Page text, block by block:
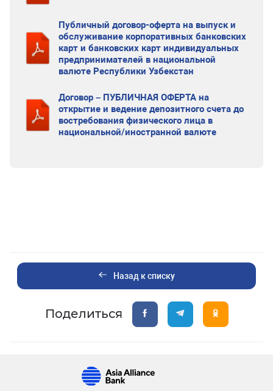
Публичный договор-оферта на выпуск и
обслуживание корпоративных банковских
карт и банковских карт индивидуальных
предпринимателей в национальной
валюте Республики Узбекстан
Договор – ПУБЛИЧНАЯ ОФЕРТА на
открытие и ведение депозитного счета до
востребования физического лица в
национальной/иностранной валюте
Назад к списку
Поделиться